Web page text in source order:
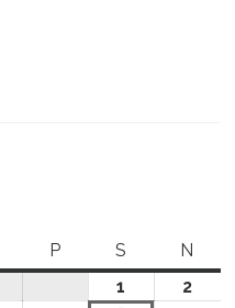
czwartek
Ppiątek S sobotaN
1
2